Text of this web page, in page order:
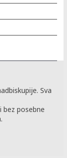
Sva
bez posebne